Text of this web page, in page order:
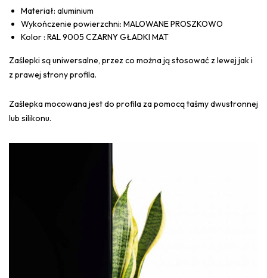
Materiał: aluminium
Wykończenie powierzchni: MALOWANE PROSZKOWO
Kolor : RAL 9005 CZARNY GŁADKI MAT
Zaślepki są uniwersalne, przez co można ją stosować z lewej jak i
z prawej strony profila.
Zaślepka mocowana jest do profila za pomocą taśmy dwustronnej
lub silikonu.